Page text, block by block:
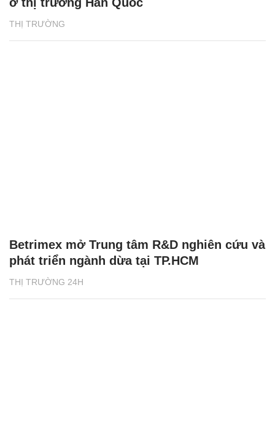
THỊ TRƯỜNG
THỊ TRƯỜNG 24H
Betrimex mở Trung tâm R&D nghiên cứu và
phát triển ngành dừa tại TP.HCM